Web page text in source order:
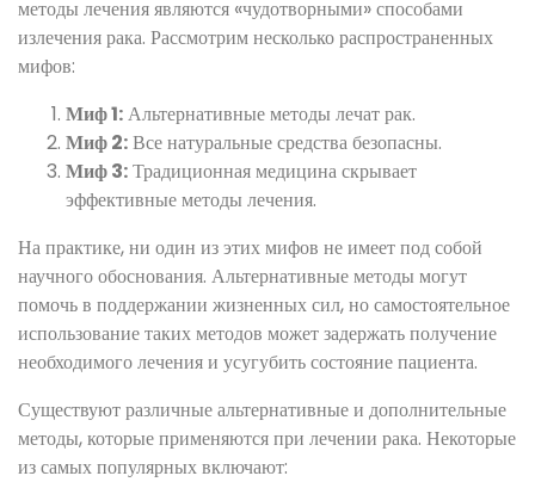
методы лечения являются «чудотворными» способами
излечения рака. Рассмотрим несколько распространенных
мифов:
Миф 1:Альтернативные методы лечат рак.
Миф 2:Все натуральные средства безопасны.
Миф 3:Традиционная медицина скрывает
эффективные методы лечения.
На практике, ни один из этих мифов не имеет под собой
научного обоснования. Альтернативные методы могут
помочь в поддержании жизненных сил, но самостоятельное
использование таких методов может задержать получение
необходимого лечения и усугубить состояние пациента.
Существуют различные альтернативные и дополнительные
методы, которые применяются при лечении рака. Некоторые
из самых популярных включают: